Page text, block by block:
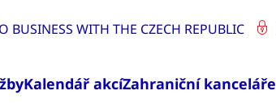
BUSINESS WITH THE CZECH REPUBLIC
Kalendář akcíZahraniční kanceláře